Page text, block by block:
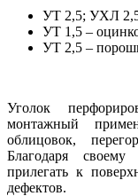
УТ 2,5; УХЛ 2,5
УТ 1,5 –
УТ 2,5 –
Уголок
монтажный
облицовок,
Благодаря
прилегать к
дефектов.